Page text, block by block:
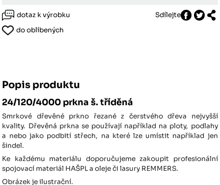
dotaz k výrobku
Sdílejte
do oblíbených
Popis produktu
24/120/4000 prkna š. tříděná
Smrkové dřevěné prkno řezané z čerstvého dřeva nejvyšší
kvality. Dřevěná prkna se používají například na ploty, podlahy
a nebo jako podbití střech, na které lze umístit například jen
šindel.
Ke každému materiálu doporučujeme zakoupit profesionální
spojovací materiál HAŠPL a oleje či lasury REMMERS.
Obrázek je ilustrační.